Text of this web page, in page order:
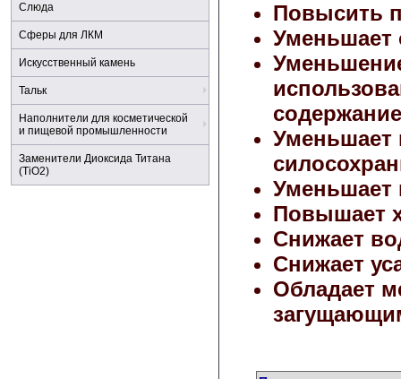
Слюда
Сферы для ЛКМ
Искусственный камень
Тальк
Наполнители для косметической
и пищевой промышленности
Заменители Диоксида Титана
(TiO2)
Повысить
Уменьшает
Уменьшает
Уменьшает
Повышает
Снижает
Снижает
Обладает